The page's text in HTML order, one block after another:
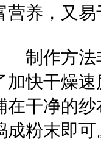
营养，又
制作方法非
加快干燥
在干净的
成粉末即可